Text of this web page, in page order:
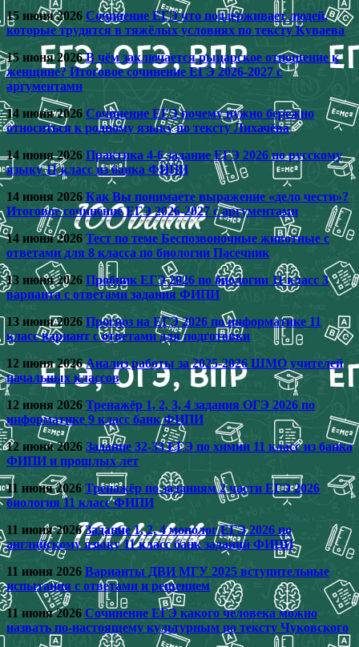
15 июня 2026 Сочинение ЕГЭ что поддерживает людей,
которые трудятся в тяжёлых условиях по тексту Куваева
15 июня 2026В чём заключается рыцарское отношение к
женщине? Итоговое сочинение ЕГЭ 2026-2027 с
аргументами
14 июня 2026 Сочинение ЕГЭ почему нужно бережно
относиться к родному языку по тексту Лихачёва
14 июня 2026 Практика 4-6 задание ЕГЭ 2026 по русскому
языку 11 класс из банка ФИПИ
14 июня 2026 Как Вы понимаете выражение «дело чести»?
Итоговое сочинение ЕГЭ 2026-2027 с аргументами
14 июня 2026 Тест по теме Беспозвоночные животные с
ответами для 8 класса по биологии Пасечник
13 июня 2026 Пробник ЕГЭ 2026 по биологии 11 класс 3
варианта с ответами задания ФИПИ
13 июня 2026 Прогноз на ЕГЭ 2026 по информатике 11
класс вариант с ответами для подготовки
12 июня 2026Анализ работы за 2025-2026 ШМО учителей
начальных классов
12 июня 2026 Тренажёр 1, 2, 3, 4 задания ОГЭ 2026 по
информатике 9 класс банк ФИПИ
12 июня 2026 Задание 32-33 ЕГЭ по химии 11 класс из банка
ФИПИ и прошлых лет
11 июня 2026 Тренажёр по заданиям 2 части ЕГЭ 2026
биология 11 класс ФИПИ
11 июня 2026Задание 1, 2, 4 монолог ЕГЭ 2026 по
английскому языку 11 класс банк заданий ФИПИ
11 июня 2026 Варианты ДВИ МГУ 2025 вступительные
испытания с ответами и решением
11 июня 2026 Сочинение ЕГЭ какого человека можно
назвать по-настоящему культурным по тексту Чуковского